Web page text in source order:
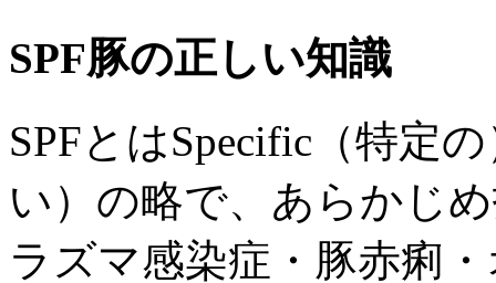
SPF豚の正しい知識
SPFとはSpecific（特定
い）の略で、あらかじ
ラズマ感染症・豚赤痢